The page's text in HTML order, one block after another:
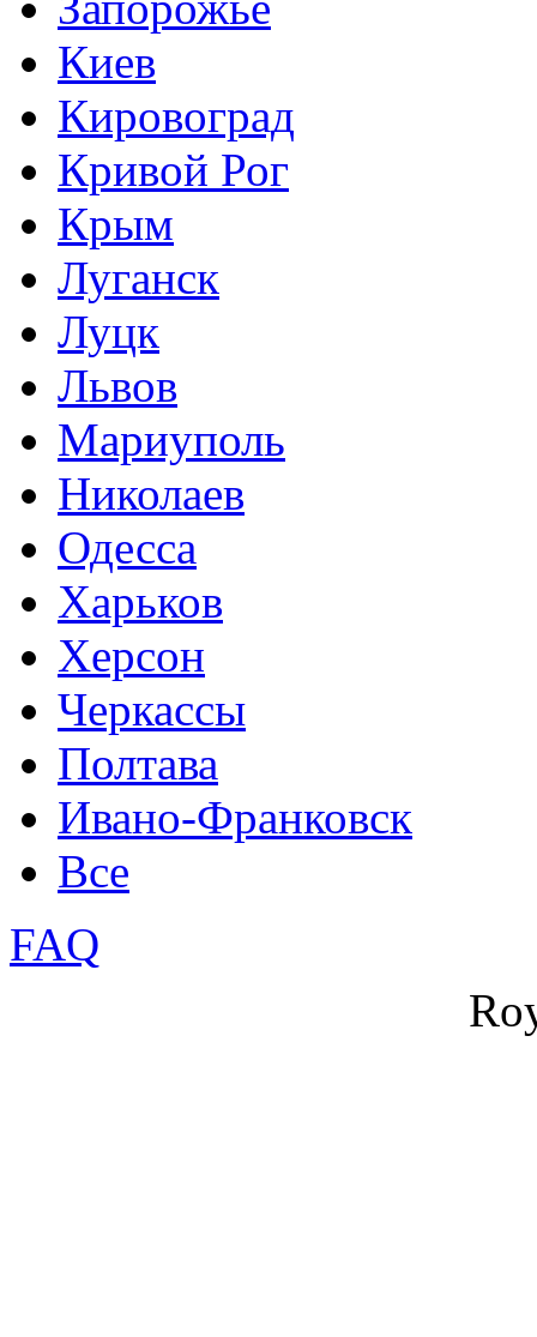
Киев
Кировоград
Кривой Рог
Крым
Луганск
Луцк
Львов
Мариуполь
Николаев
Одесса
Харьков
Херсон
Черкассы
Полтава
Ивано-Франковск
Все
FAQ